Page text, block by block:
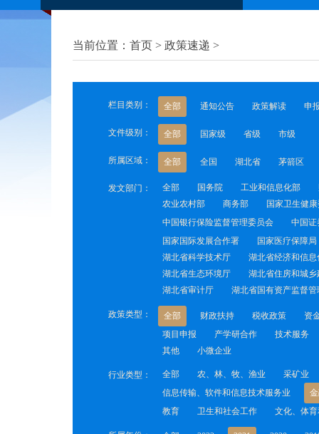
当前位置：首页 > 政策速递 >
栏目类别： 全部 通知公告 政策解读 申
文件级别： 全部 国家级 省级 市级
所属区域： 全部 全国 湖北省 茅箭区
发文部门： 全部 国务院 工业和信息化部
农业农村部
商务部 国家卫生健
中国银行保险监督管理委员会
中国证
国家国际发展合作署
国家医疗保障局
湖北省科学技术厅
湖北省经济和信息
湖北省生态环境厅
湖北省住房和城乡
湖北省审计厅
湖北省国有资产监督管
政策类型： 全部 财政扶持 税收政策 资
项目申报
产学研合作 技术服务
其他
小微企业
行业类型： 全部 农、林、牧、渔业 采矿业
信息传输、软件和信息技术服务业
教育
卫生和社会工作 文化、体